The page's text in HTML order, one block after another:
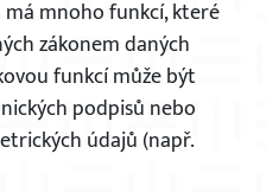
má mnoho funkcí, které
zákonem daných
funkcí může být
podpisů nebo
údajů (např.